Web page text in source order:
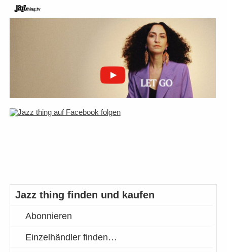
Jazz thing finden und kaufen
Abonnieren
Einzelhändler finden…